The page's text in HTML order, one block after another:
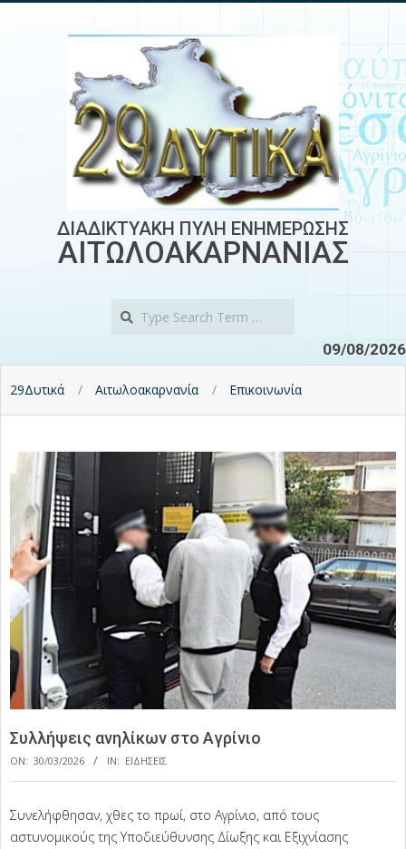
ΔΙΑΔΙΚΤΥΑΚΗ ΠΥΛΗ ΕΝΗΜΕΡΩΣΗΣ
ΑΙΤΩΛΟΑΚΑΡΝΑΝΙΑΣ
09/08/2026
29Δυτικά Αιτωλοακαρνανία Επικοινωνία
Συλλήψεις ανηλίκων στο Αγρίνιο
ON: 30/03/2026 IN: ΕΙΔΗΣΕΙΣ
Συνελήφθησαν, χθες το πρωί, στο Αγρίνιο, από τους
αστυνομικούς της Υποδιεύθυνσης Δίωξης και Εξιχνίασης